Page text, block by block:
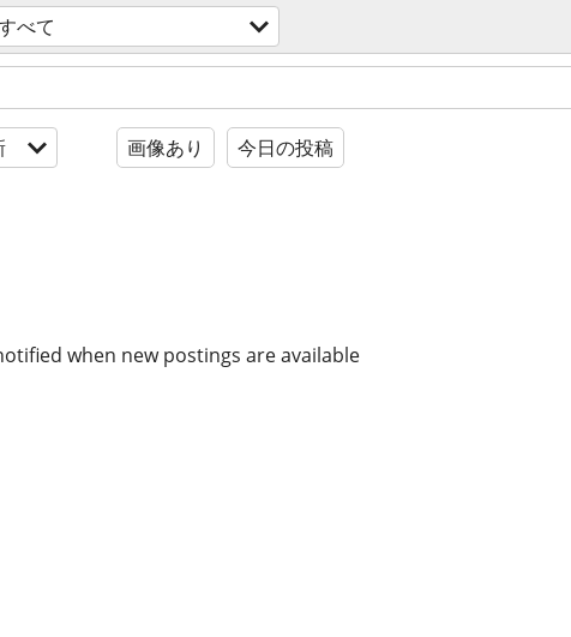
べて
画像あり 今日の投稿
when new postings are available